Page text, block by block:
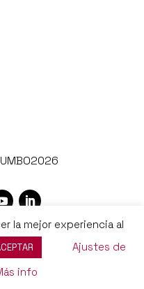
la mejor experiencia al
Ajustes de
info